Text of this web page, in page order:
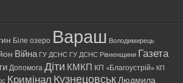
Біле озеро Вараш Володимирець
Війна ГУ ДСНС ГУ ДСНС Рівненщини Газета
Допомога Діти КМКП КП «Благоустрій» КП
Кримінал Кузнецовськ Людмила